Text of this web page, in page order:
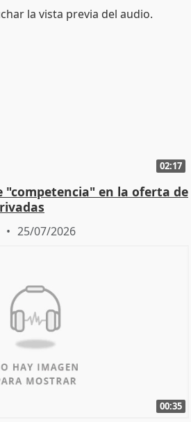
02:17
"competencia" en la oferta de
25/07/2026
00:35